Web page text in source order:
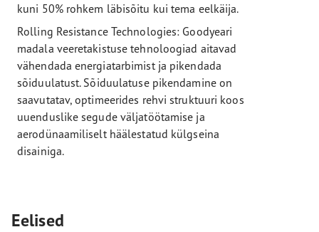
kuni 50% rohkem läbisõitu kui tema eelkäija.
Rolling Resistance Technologies: Goodyeari
madala veeretakistuse tehnoloogiad aitavad
vähendada energiatarbimist ja pikendada
sõiduulatust. Sõiduulatuse pikendamine on
saavutatav, optimeerides rehvi struktuuri koos
uuenduslike segude väljatöötamise ja
aerodünaamiliselt häälestatud külgseina
disainiga.
Eelised